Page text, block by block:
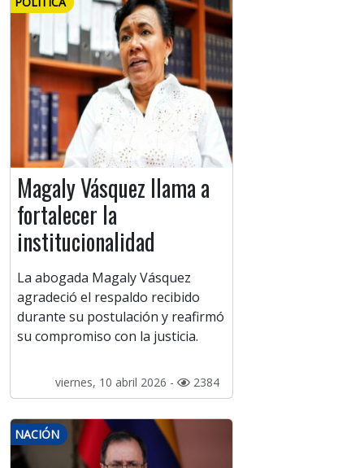
Magaly Vásquez llama a
fortalecer la
institucionalidad
La abogada Magaly Vásquez
agradeció el respaldo recibido
durante su postulación y reafirmó
su compromiso con la justicia.
viernes, 10 abril 2026 - 2384
NACIÓN